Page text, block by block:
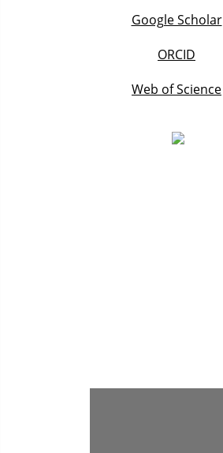
Google Scholar
ORCID
Web of Science